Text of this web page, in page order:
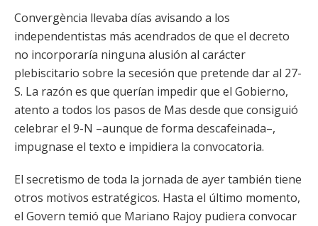
Convergència llevaba días avisando a los
independentistas más acendrados de que el decreto
no incorporaría ninguna alusión al carácter
plebiscitario sobre la secesión que pretende dar al 27-
S. La razón es que querían impedir que el Gobierno,
atento a todos los pasos de Mas desde que consiguió
celebrar el 9-N –aunque de forma descafeinada–,
impugnase el texto e impidiera la convocatoria.
El secretismo de toda la jornada de ayer también tiene
otros motivos estratégicos. Hasta el último momento,
el Govern temió que Mariano Rajoy pudiera convocar